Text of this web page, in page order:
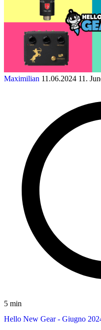
Maximilian 11.06.2024 11.
5 min
Hello New Gear - Giugno